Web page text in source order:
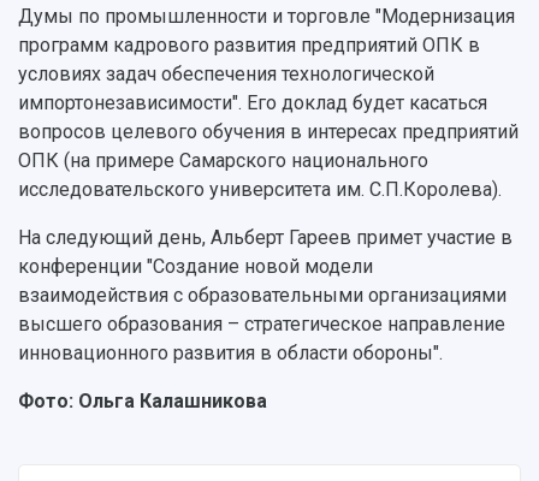
Думы по промышленности и торговле "Модернизация
программ кадрового развития предприятий ОПК в
условиях задач обеспечения технологической
импортонезависимости". Его доклад будет касаться
вопросов целевого обучения в интересах предприятий
ОПК (на примере Самарского национального
исследовательского университета им. С.П.Королева).
На следующий день, Альберт Гареев примет участие в
конференции "Создание новой модели
взаимодействия с образовательными организациями
высшего образования – стратегическое направление
инновационного развития в области обороны".
Фото: Ольга Калашникова